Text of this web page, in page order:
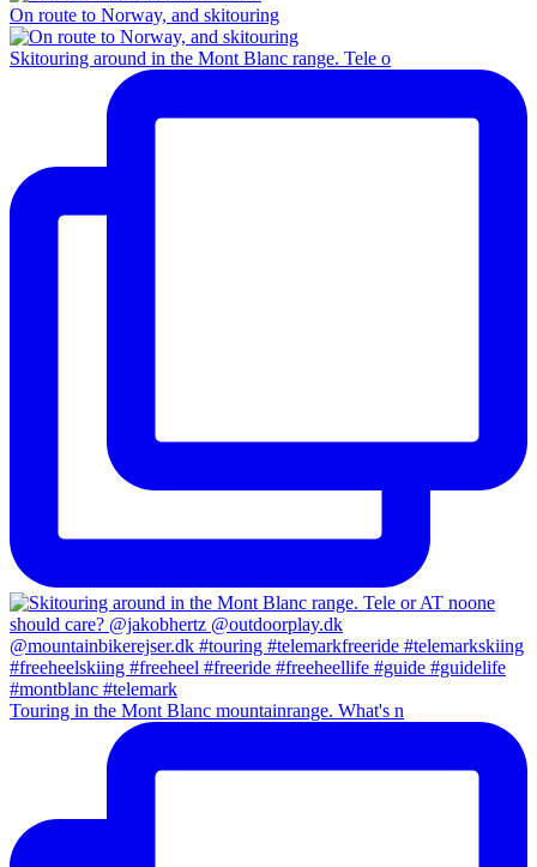
On route to Norway, and skitouring
Skitouring around in the Mont Blanc range. Tele o
Touring in the Mont Blanc mountainrange. What's n